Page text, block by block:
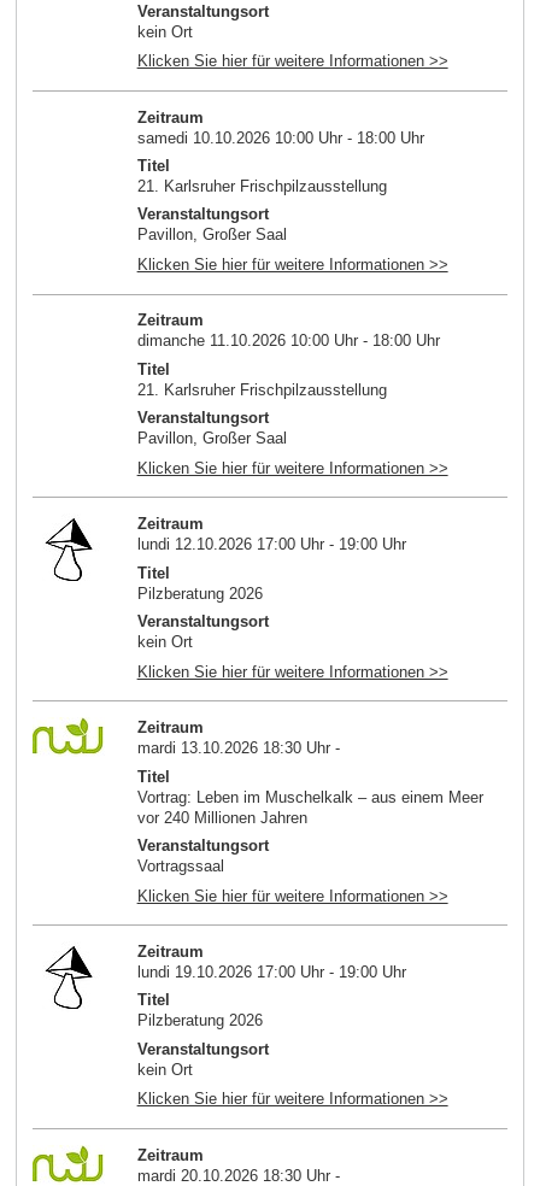
Veranstaltungsort
kein Ort
Klicken Sie hier für weitere Informationen >>
Zeitraum
samedi 10.10.2026 10:00 Uhr - 18:00 Uhr
Titel
21. Karlsruher Frischpilzausstellung
Veranstaltungsort
Pavillon, Großer Saal
Klicken Sie hier für weitere Informationen >>
Zeitraum
dimanche 11.10.2026 10:00 Uhr - 18:00 Uhr
Titel
21. Karlsruher Frischpilzausstellung
Veranstaltungsort
Pavillon, Großer Saal
Klicken Sie hier für weitere Informationen >>
Zeitraum
lundi 12.10.2026 17:00 Uhr - 19:00 Uhr
Titel
Pilzberatung 2026
Veranstaltungsort
kein Ort
Klicken Sie hier für weitere Informationen >>
Zeitraum
mardi 13.10.2026 18:30 Uhr -
Titel
Vortrag: Leben im Muschelkalk – aus einem Meer
vor 240 Millionen Jahren
Veranstaltungsort
Vortragssaal
Klicken Sie hier für weitere Informationen >>
Zeitraum
lundi 19.10.2026 17:00 Uhr - 19:00 Uhr
Titel
Pilzberatung 2026
Veranstaltungsort
kein Ort
Klicken Sie hier für weitere Informationen >>
Zeitraum
mardi 20.10.2026 18:30 Uhr -